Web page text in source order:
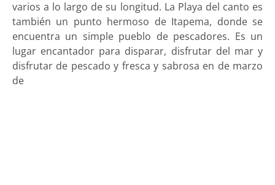
varios a lo largo de su longitud. La Playa del canto es
también un punto hermoso de Itapema, donde se
encuentra un simple pueblo de pescadores. Es un
lugar encantador para disparar, disfrutar del mar y
disfrutar de pescado y fresca y sabrosa en de marzo
de